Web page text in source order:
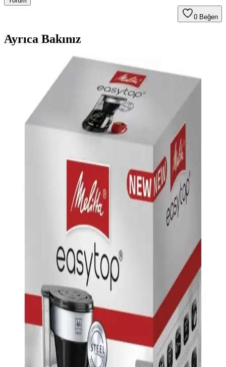
0 Beğen
Ayrıca Bakınız
Parmak Arası Terlik ve Kahve Teması: Güncel
Trendler ve Kullanım Alanları
Parmak arası terlikler ve kahve teması, rahatlık ve estetiği bir araya
getirerek günlük yaşamda popüler trendler oluşturuyor. Bu ürünler,
kişisel tarz ve teknolojik gelişmelerle şekilleniyor.
Vestel Retro Siyah Filtre Kahve Makinesi İncelemesi
Vestel Retro Siyah Filtre Kahve Makinesi, şık tasarımı ve
fonksiyonel özellikleriyle kalabalık aileler ve ofisler için ideal, hızlı
ve pratik kahve demleme sağlar.
Sinbo STM-5845 Inox Çaycı ve SCM-2967
Elektrikli Türk Kahvesi Makinesi İncelemesi
Sinbo'nun paslanmaz çelik gövdeye sahip çaycı ve kahve makinesi,
şık tasarımı ve fonksiyonlarıyla mutfakta pratiklik sunar. Hızlı kahve
ve uzun ömürlü kullanım avantajlarıyla öne çıkar.
Arzum Minio Duo: Geleneksel Türk Kahvesini
Modern Teknolojiyle Buluşan Kahve Makinesi
Arzum Minio Duo, geleneksel Türk kahvesini koruyan ve modern
teknolojiyi bir araya getiren çiftli kapasiteye sahip şık kahve
makinesi. Pratik kullanım ve üstün performans sunar.
Sinbo SCM-2938 Filtre Kahve Makinesi: Modern ve
Kullanışlı Tasarımıyla Günlük Kahve Keyfi